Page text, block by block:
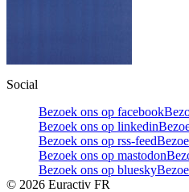
Social
Bezoek ons op facebook
Bezoek ons op linkedin
Bezoek ons op rss-feed
Bezoek ons op mastodon
Bezoek ons op bluesky
© 2026 Euractiv FR